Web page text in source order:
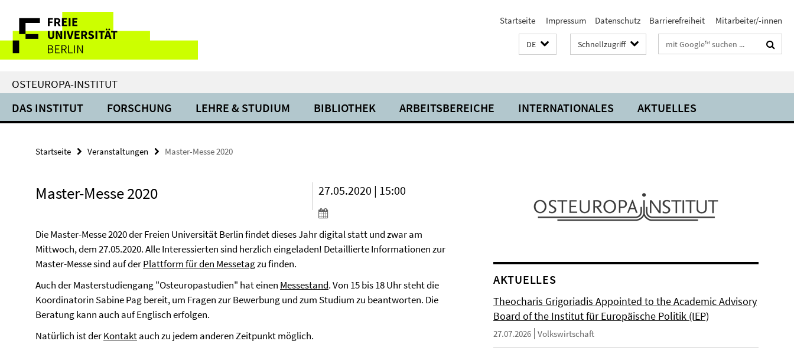
direkt
Inhalt
Service-
Navigation
Startseite Impressum Datenschutz Barrierefreiheit Mitarbeiter/-innen
DE Schnellzugriff Suchbegriffe
OSTEUROPA-INSTITUT
DAS INSTITUT FORSCHUNG LEHRE & STUDIUM BIBLIOTHEK ARBEITSBEREICHE INTERNATIONALES AKTUELLES
Startseite Veranstaltungen Master-Messe 2020
Master-Messe 2020 27.05.2020 | 15:00
Die Master-Messe 2020 der Freien Universität Berlin findet dieses Jahr digital statt und zwar am
Mittwoch, dem 27.05.2020. Alle Interessierten sind herzlich eingeladen! Detaillierte Informationen zur
Master-Messe sind auf derPlattform für den Messetagzu finden.
Auch der Masterstudiengang "Osteuropastudien" hat einen Messestand. Von 15 bis 18 Uhr steht die
Koordinatorin Sabine Pag bereit, um Fragen zur Bewerbung und zum Studium zu beantworten. Die
Beratung kann auch auf Englisch erfolgen.
Natürlich ist derKontaktauch zu jedem anderen Zeitpunkt möglich.
AKTUELLES
Theocharis Grigoriadis Appointed to the Academic Advisory
Board of the Institut für Europäische Politik (IEP)
27.07.2026 Volkswirtschaft